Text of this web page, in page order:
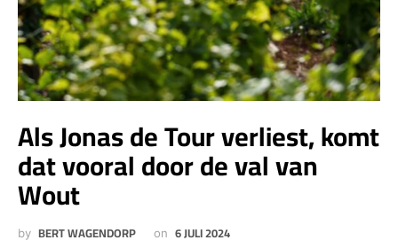
Als Jonas de Tour verliest, komt
dat vooral door de val van
Wout
by BERT WAGENDORP on 6 JULI 2024